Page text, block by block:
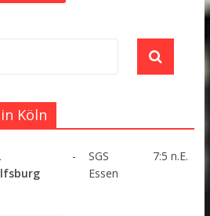
Köln
-
SGS
Essen
7:5 n.E.